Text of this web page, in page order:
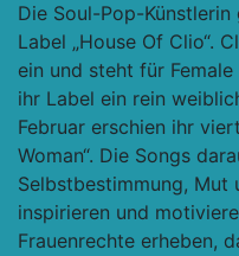
Die Soul-Pop-
Label „House Of Clio“.
ein und steht für
ihr Label ein rein
Februar erschien ihr
Woman“. Die Songs
Selbstbestimmung, Mut
inspirieren und
Frauenrechte erheben,